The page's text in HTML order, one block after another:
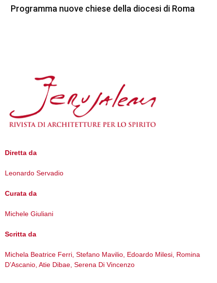
Programma nuove chiese della diocesi di Roma
Diretta da
Leonardo Servadio
Curata da
Michele Giuliani
Scritta da
Michela Beatrice Ferri, Stefano Mavilio, Edoardo Milesi, Romina
D’Ascanio, Atie Dibae, Serena Di Vincenzo